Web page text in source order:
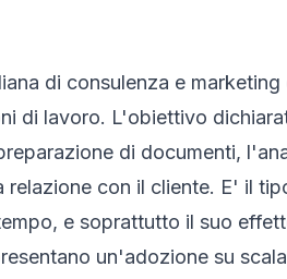
di consulenza e
di lavoro. L'obiettivo
di documenti,
con il cliente. E' il
e soprattutto il suo
un'adozione su